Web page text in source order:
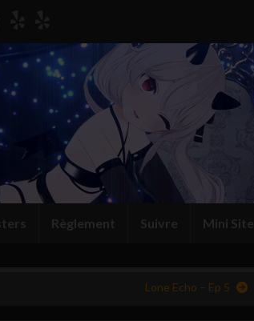
Règlement Suivre Mini Site
Lone Echo – Ep 5